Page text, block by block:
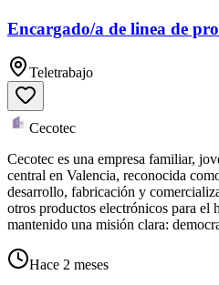
Encargado/a de linea de
Teletrabajo
Cecotec
Cecotec es una empresa familiar,
central en Valencia, reconocida
desarrollo, fabricación y
otros productos electrónicos para el
mantenido una misión clara:
Hace 2 meses